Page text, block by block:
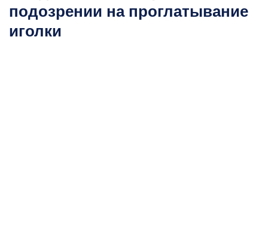
подозрении на проглатывание
иголки